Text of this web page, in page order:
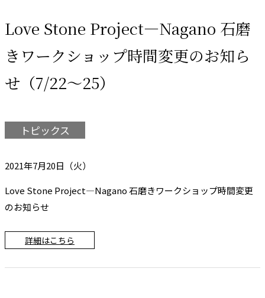
Love Stone Project―Nagano 石磨
きワークショップ時間変更のお知ら
せ（7/22～25）
トピックス
2021年7月20日（火）
Love Stone Project―Nagano 石磨きワークショップ時間変更
のお知らせ
詳細はこちら